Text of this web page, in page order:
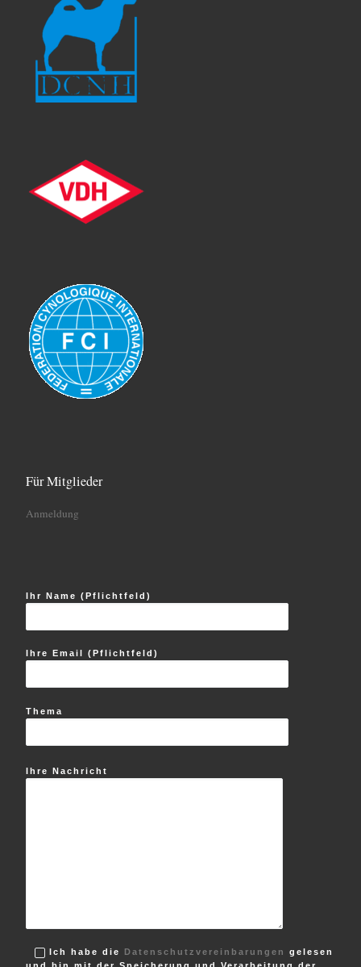
Für Mitglieder
Anmeldung
Ihr Name (Pflichtfeld)
Ihre Email (Pflichtfeld)
Thema
Ihre Nachricht
Ich habe die Datenschutzvereinbarungen
gelesen